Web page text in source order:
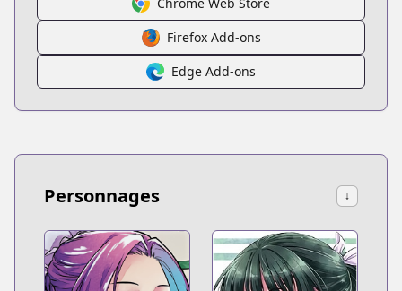
Firefox Add-ons
Edge Add-ons
Personnages ↓